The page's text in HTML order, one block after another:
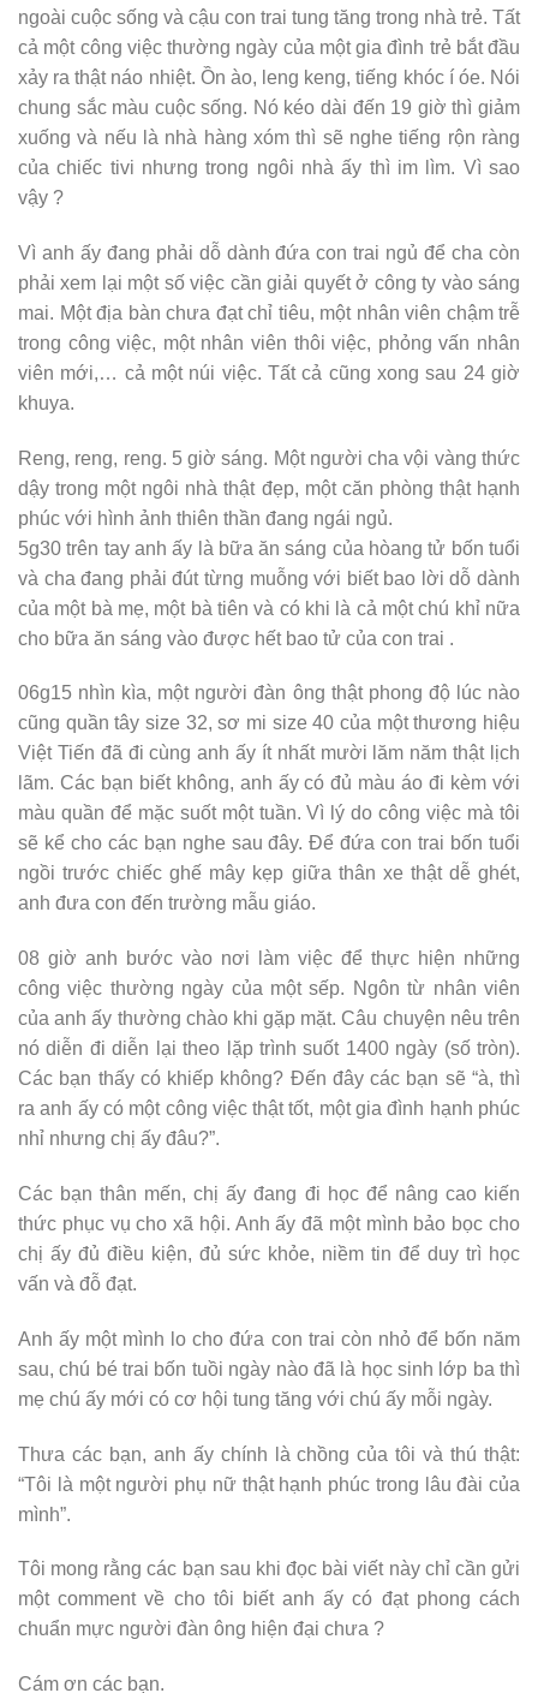
ngoài cuộc sống và cậu con trai tung tăng trong nhà trẻ. Tất
cả một công việc thường ngày của một gia đình trẻ bắt đầu
xảy ra thật náo nhiệt. Ồn ào, leng keng, tiếng khóc í óe. Nói
chung sắc màu cuộc sống. Nó kéo dài đến 19 giờ thì giảm
xuống và nếu là nhà hàng xóm thì sẽ nghe tiếng rộn ràng
của chiếc tivi nhưng trong ngôi nhà ấy thì im lìm. Vì sao
vậy ?
Vì anh ấy đang phải dỗ dành đứa con trai ngủ để cha còn
phải xem lại một số việc cần giải quyết ở công ty vào sáng
mai. Một địa bàn chưa đạt chỉ tiêu, một nhân viên chậm trễ
trong công việc, một nhân viên thôi việc, phỏng vấn nhân
viên mới,… cả một núi việc. Tất cả cũng xong sau 24 giờ
khuya.
Reng, reng, reng. 5 giờ sáng. Một người cha vội vàng thức
dậy trong một ngôi nhà thật đẹp, một căn phòng thật hạnh
phúc với hình ảnh thiên thần đang ngái ngủ.
5g30 trên tay anh ấy là bữa ăn sáng của hòang tử bốn tuổi
và cha đang phải đút từng muỗng với biết bao lời dỗ dành
của một bà mẹ, một bà tiên và có khi là cả một chú khỉ nữa
cho bữa ăn sáng vào được hết bao tử của con trai .
06g15 nhìn kìa, một người đàn ông thật phong độ lúc nào
cũng quần tây size 32, sơ mi size 40 của một thương hiệu
Việt Tiến đã đi cùng anh ấy ít nhất mười lăm năm thật lịch
lãm. Các bạn biết không, anh ấy có đủ màu áo đi kèm với
màu quần để mặc suốt một tuần. Vì lý do công việc mà tôi
sẽ kể cho các bạn nghe sau đây. Để đứa con trai bốn tuổi
ngồi trước chiếc ghế mây kẹp giữa thân xe thật dễ ghét,
anh đưa con đến trường mẫu giáo.
08 giờ anh bước vào nơi làm việc để thực hiện những
công việc thường ngày của một sếp. Ngôn từ nhân viên
của anh ấy thường chào khi gặp mặt. Câu chuyện nêu trên
nó diễn đi diễn lại theo lặp trình suốt 1400 ngày (số tròn).
Các bạn thấy có khiếp không? Đến đây các bạn sẽ “à, thì
ra anh ấy có một công việc thật tốt, một gia đình hạnh phúc
nhỉ nhưng chị ấy đâu?”.
Các bạn thân mến, chị ấy đang đi học để nâng cao kiến
thức phục vụ cho xã hội. Anh ấy đã một mình bảo bọc cho
chị ấy đủ điều kiện, đủ sức khỏe, niềm tin để duy trì học
vấn và đỗ đạt.
Anh ấy một mình lo cho đứa con trai còn nhỏ để bốn năm
sau, chú bé trai bốn tuồi ngày nào đã là học sinh lớp ba thì
mẹ chú ấy mới có cơ hội tung tăng với chú ấy mỗi ngày.
Thưa các bạn, anh ấy chính là chồng của tôi và thú thật:
“Tôi là một người phụ nữ thật hạnh phúc trong lâu đài của
mình”.
Tôi mong rằng các bạn sau khi đọc bài viết này chỉ cần gửi
một comment về cho tôi biết anh ấy có đạt phong cách
chuẩn mực người đàn ông hiện đại chưa ?
Cám ơn các bạn.